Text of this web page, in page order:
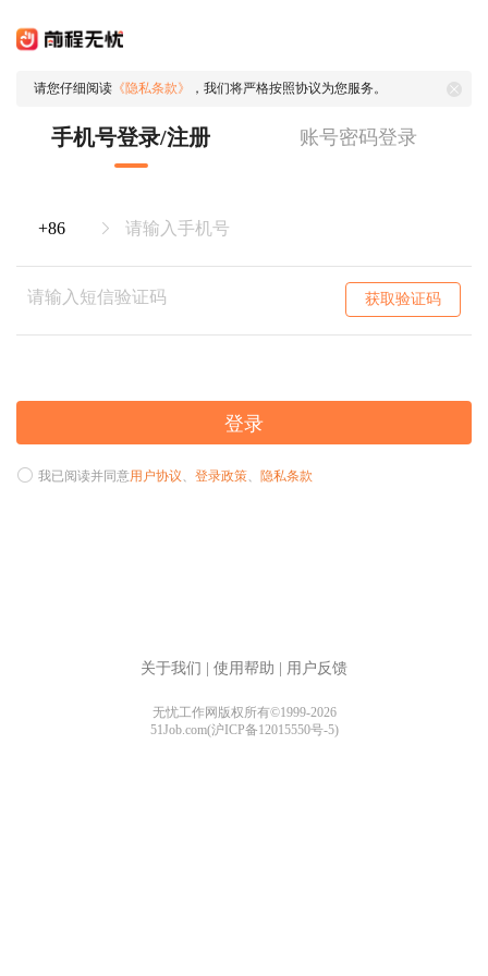
请您仔细阅读 《隐私条款》 ，我们将严格按照协议为您服务。
手机号登录/注册 账号密码登录
获取验证码
登录
我已阅读并同意用户协议、 登录政策、 隐私条款
关于我们 使用帮助 用户反馈
无忧工作网版权所有©1999-2026
51Job.com(沪ICP备12015550号-5)